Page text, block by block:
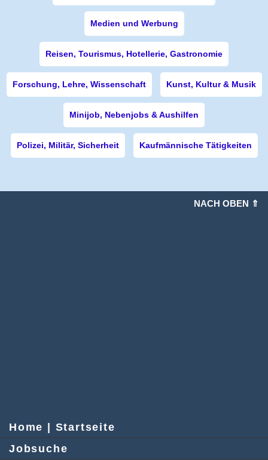
Medien und Werbung
Reisen, Tourismus, Hotellerie, Gastronomie
Forschung, Lehre, Wissenschaft Kunst, Kultur & Musik
Minijob, Nebenjobs & Aushilfen
Polizei, Militär, Sicherheit Kaufmännische Tätigkeiten
NACH OBEN ⇑
Home | Startseite
Jobsuche